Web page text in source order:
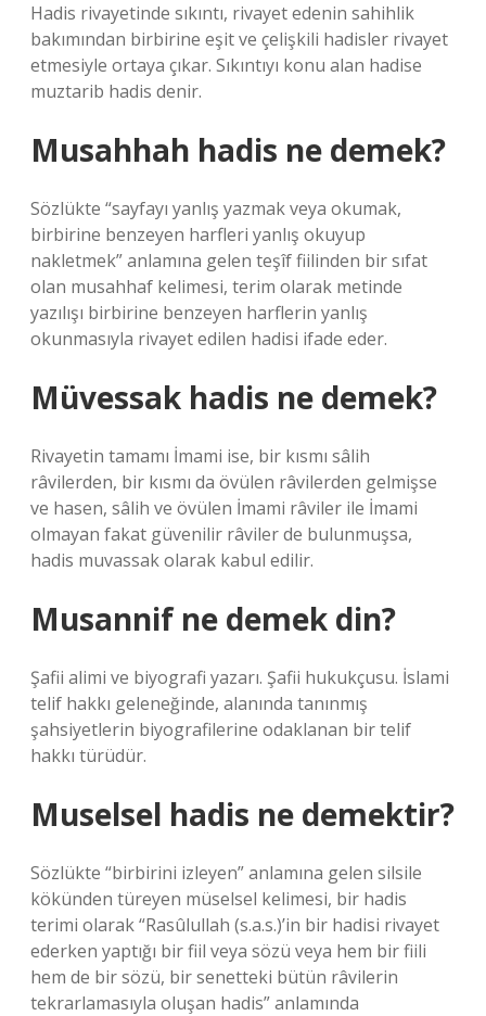
Hadis rivayetinde sıkıntı, rivayet edenin sahihlik
bakımından birbirine eşit ve çelişkili hadisler rivayet
etmesiyle ortaya çıkar. Sıkıntıyı konu alan hadise
muztarib hadis denir.
Musahhah hadis ne demek?
Sözlükte “sayfayı yanlış yazmak veya okumak,
birbirine benzeyen harfleri yanlış okuyup
nakletmek” anlamına gelen teşîf fiilinden bir sıfat
olan musahhaf kelimesi, terim olarak metinde
yazılışı birbirine benzeyen harflerin yanlış
okunmasıyla rivayet edilen hadisi ifade eder.
Müvessak hadis ne demek?
Rivayetin tamamı İmami ise, bir kısmı sâlih
râvilerden, bir kısmı da övülen râvilerden gelmişse
ve hasen, sâlih ve övülen İmami râviler ile İmami
olmayan fakat güvenilir râviler de bulunmuşsa,
hadis muvassak olarak kabul edilir.
Musannif ne demek din?
Şafii alimi ve biyografi yazarı. Şafii hukukçusu. İslami
telif hakkı geleneğinde, alanında tanınmış
şahsiyetlerin biyografilerine odaklanan bir telif
hakkı türüdür.
Muselsel hadis ne demektir?
Sözlükte “birbirini izleyen” anlamına gelen silsile
kökünden türeyen müselsel kelimesi, bir hadis
terimi olarak “Rasûlullah (s.a.s.)’in bir hadisi rivayet
ederken yaptığı bir fiil veya sözü veya hem bir fiili
hem de bir sözü, bir senetteki bütün râvilerin
tekrarlamasıyla oluşan hadis” anlamında